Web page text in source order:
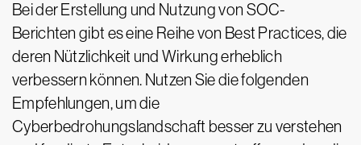
Bei der Erstellung und Nutzung von SOC-
Berichten gibt es eine Reihe von Best Practices, die
deren Nützlichkeit und Wirkung erheblich
verbessern können. Nutzen Sie die folgenden
Empfehlungen, um die
Cyberbedrohungslandschaft besser zu verstehen